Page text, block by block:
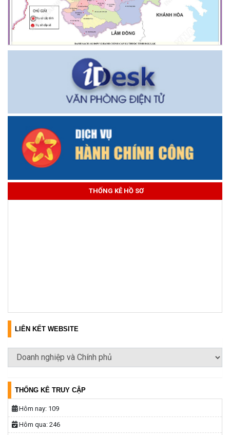
THỐNG KÊ HỒ SƠ
LIÊN KẾT WEBSITE
THỐNG KÊ TRUY CẬP
Hôm nay: 109
Hôm qua: 246